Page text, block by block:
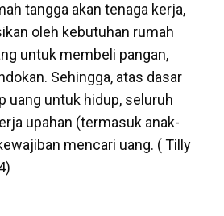
tangga akan tenaga kerja,
oleh kebutuhan rumah
untuk membeli pangan,
Sehingga, atas dasar
uang untuk hidup, seluruh
upahan (termasuk anak-
mencari uang. ( Tilly